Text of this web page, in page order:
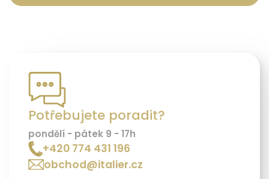
Potřebujete poradit?
pondělí - pátek 9 - 17h
+420 774 431 196
obchod@italier.cz